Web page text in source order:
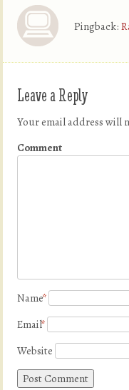
Pingback:
Leave a Reply
Your email address will
Comment
Name*
Email*
Website